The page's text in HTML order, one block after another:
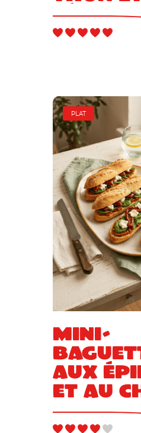
façon
PLAT
Mini-
aux
et au
frais